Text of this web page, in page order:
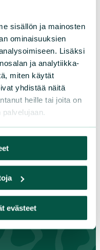
sisällön ja mainosten
ominaisuuksien
Lisäksi
ja analytiikka-
miten käytät
yhdistää näitä
heille tai joita on
evästeet